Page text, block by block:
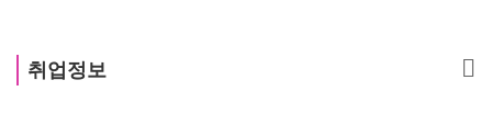
취업정보